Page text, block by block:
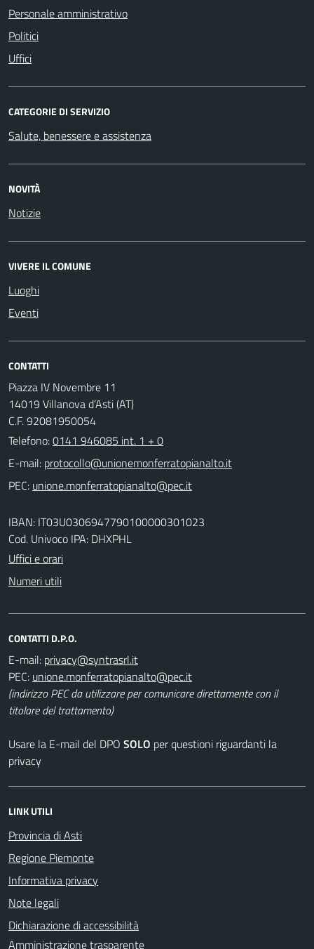
Personale amministrativo
Politici
Uffici
CATEGORIE DI SERVIZIO
Salute, benessere e assistenza
NOVITÀ
Notizie
VIVERE IL COMUNE
Luoghi
Eventi
CONTATTI
Piazza IV Novembre 11
14019 Villanova d’Asti (AT)
C.F. 92081950054
Telefono:0141 946085 int. 1 + 0
E-mail:
PEC:
IBAN: IT03U0306947790100000301023
Cod. Univoco IPA: DHXPHL
Uffici e orari
Numeri utili
CONTATTI D.P.O.
E-mail:
PEC:
(indirizzo PEC da utilizzare per comunicare direttamente con il
titolare del trattamento)
Usare la E-mail del DPO SOLO per questioni riguardanti la
privacy
LINK UTILI
Provincia di Asti
Regione Piemonte
Informativa privacy
Note legali
Dichiarazione di accessibilità
Amministrazione trasparente